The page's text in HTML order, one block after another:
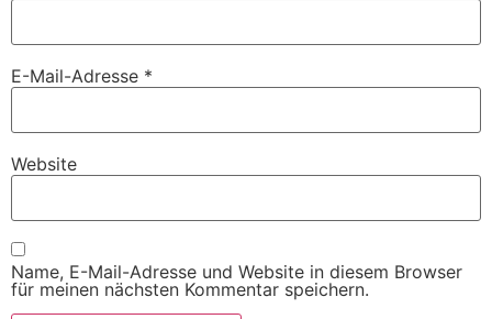
E-Mail-Adresse *
Website
Name, E-Mail-Adresse und Website in diesem Browser
für meinen nächsten Kommentar speichern.